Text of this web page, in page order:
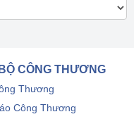
CÔNG THƯƠNG
Thương
Công Thương